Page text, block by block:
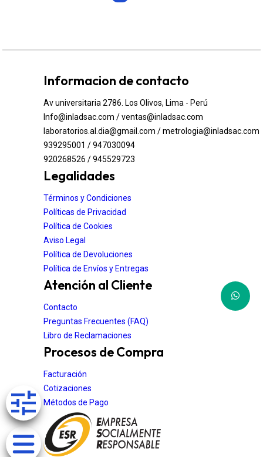
Informacion de contacto
Av universitaria 2786. Los Olivos, Lima - Perú
Info@inladsac.com / ventas@inladsac.com
laboratorios.al.dia@gmail.com / metrologia@inladsac.com
939295001 / 947030094
920268526 / 945529723
Legalidades
Términos y Condiciones
Políticas de Privacidad
Política de Cookies
Aviso Legal
Política de Devoluciones
Política de Envíos y Entregas
Atención al Cliente
Contacto
Preguntas Frecuentes (FAQ)
Libro de Reclamaciones
Procesos de Compra
Facturación
Cotizaciones
Métodos de Pago